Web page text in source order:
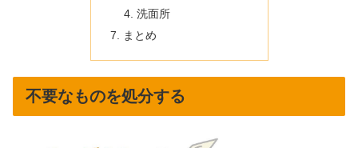
洗面所
まとめ
不要なものを処分する